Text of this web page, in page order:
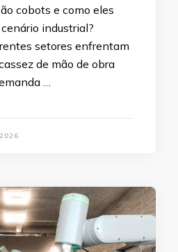
cobots e como eles
industrial?
setores enfrentam
de mão de obra
…